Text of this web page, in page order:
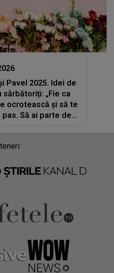
Pavel 2025. Idei de
„Fie ca
ocrotească și să te
Să ai parte de